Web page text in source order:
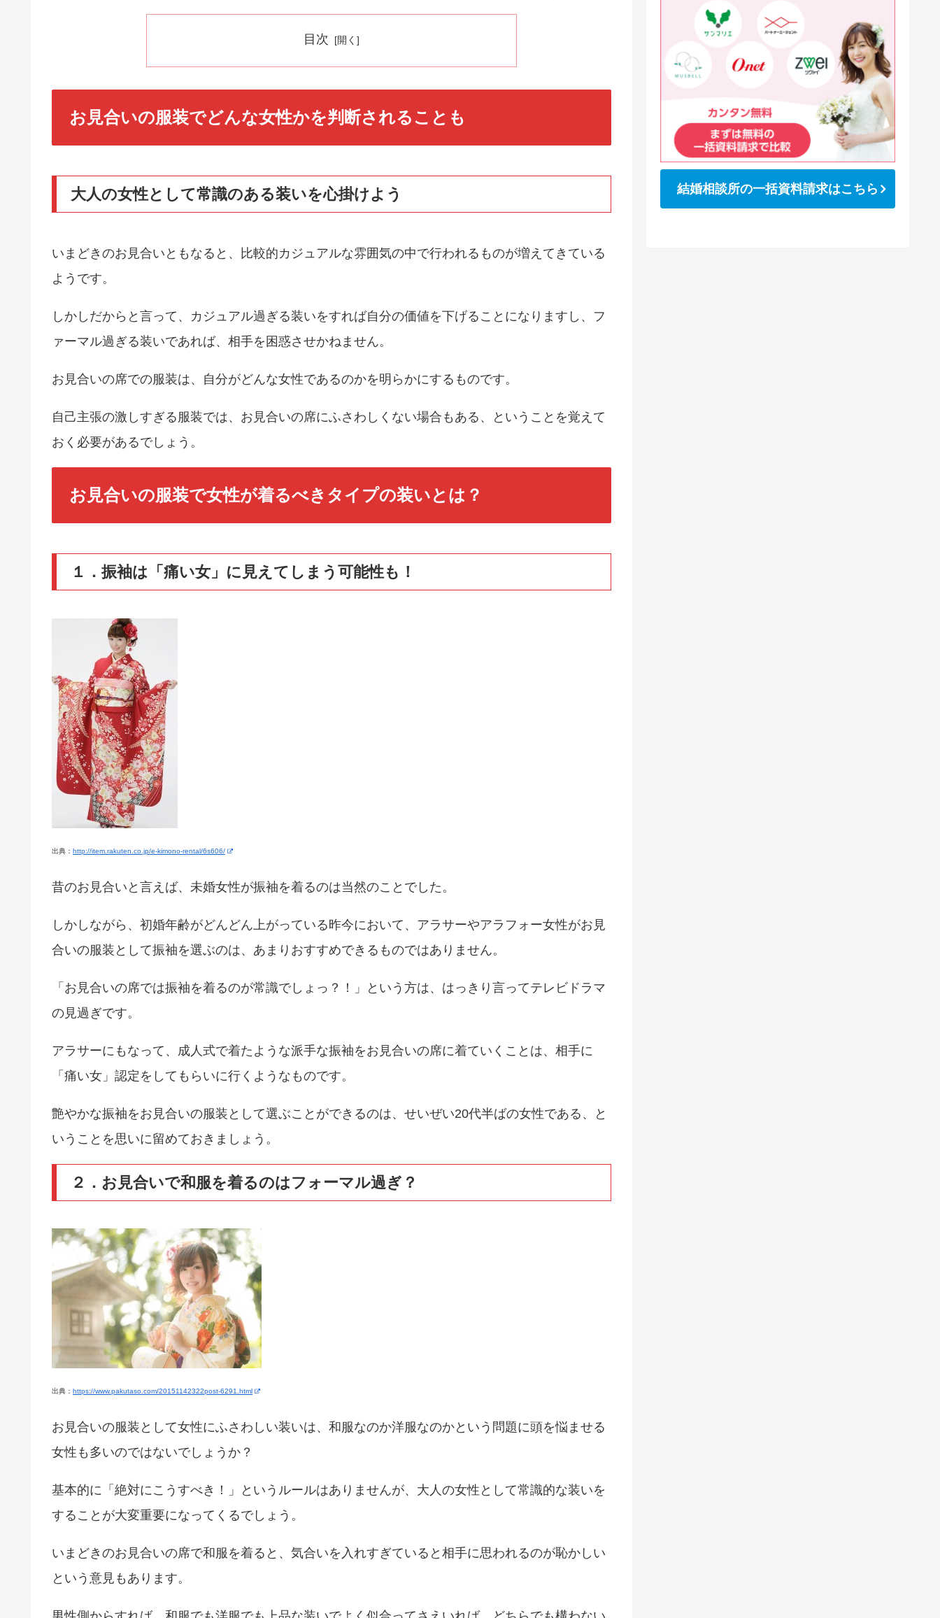
目次
お見合いの服装でどんな女性かを判断されることも
大人の女性として常識のある装いを心掛けよう
いまどきのお見合いともなると、比較的カジュアルな雰囲気の中で行われるものが増えてきている
ようです。
しかしだからと言って、カジュアル過ぎる装いをすれば自分の価値を下げることになりますし、フ
ァーマル過ぎる装いであれば、相手を困惑させかねません。
お見合いの席での服装は、自分がどんな女性であるのかを明らかにするものです。
自己主張の激しすぎる服装では、お見合いの席にふさわしくない場合もある、ということを覚えて
おく必要があるでしょう。
お見合いの服装で女性が着るべきタイプの装いとは？
１．振袖は「痛い女」に見えてしまう可能性も！
出典： http://item.rakuten.co.jp/e-kimono-rental/6s606/
昔のお見合いと言えば、未婚女性が振袖を着るのは当然のことでした。
しかしながら、初婚年齢がどんどん上がっている昨今において、アラサーやアラフォー女性がお見
合いの服装として振袖を選ぶのは、あまりおすすめできるものではありません。
「お見合いの席では振袖を着るのが常識でしょっ？！」という方は、はっきり言ってテレビドラマ
の見過ぎです。
アラサーにもなって、成人式で着たような派手な振袖をお見合いの席に着ていくことは、相手に
「痛い女」認定をしてもらいに行くようなものです。
艶やかな振袖をお見合いの服装として選ぶことができるのは、せいぜい20代半ばの女性である、と
いうことを思いに留めておきましょう。
２．お見合いで和服を着るのはフォーマル過ぎ？
出典： https://www.pakutaso.com/20151142322post-6291.html
お見合いの服装として女性にふさわしい装いは、和服なのか洋服なのかという問題に頭を悩ませる
女性も多いのではないでしょうか？
基本的に「絶対にこうすべき！」というルールはありませんが、大人の女性として常識的な装いを
することが大変重要になってくるでしょう。
いまどきのお見合いの席で和服を着ると、気合いを入れすぎていると相手に思われるのが恥かしい
という意見もあります。
結婚相談所の一括資料請求はこちら